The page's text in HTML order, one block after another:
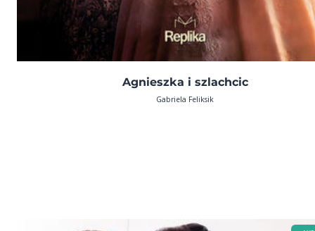
Agnieszka i szlachcic
Gabriela Feliksik